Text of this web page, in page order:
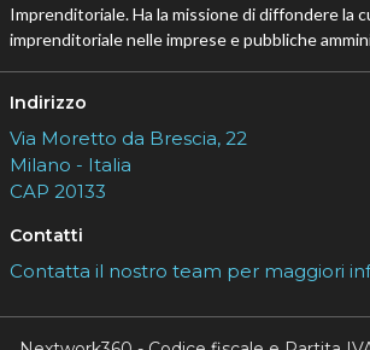
Imprenditoriale. Ha la missione di diffondere la
imprenditoriale nelle imprese e pubbliche
Indirizzo
Via Moretto da Brescia, 22
Milano - Italia
CAP 20133
Contatti
Contatta il nostro team per maggiori